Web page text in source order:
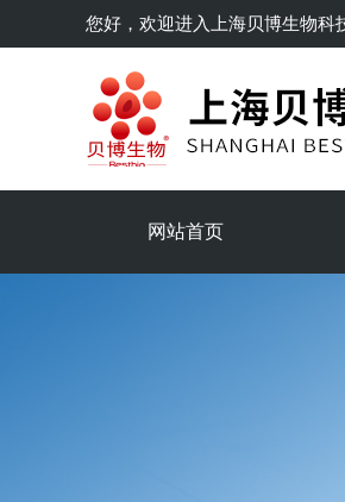
您好，欢迎进入 上海贝博生物科
网站首页